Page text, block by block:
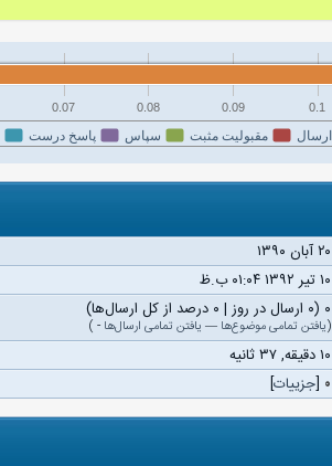
ارسال مقبولیت مثبت سپاس پاسخ درست
0.07 0.08 0.09 0.1
۲۰ آبان ۱۳۹۰
۱۰ تیر ۱۳۹۲ ۰۱:۰۴ ب.ظ
۰ (۰ ارسال در روز | ۰ درصد از کل ارسال‌ها)
(یافتن تمامی موضوع‌ها — یافتن تمامی ارسال‌ها -
)
۱۰ دقیقه, ۳۷ ثانیه
۰ [جزییات]